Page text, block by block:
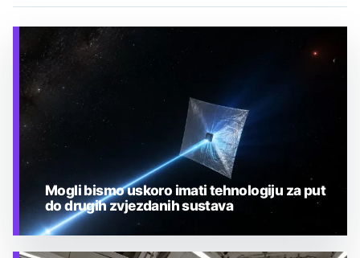
Mogli bismo uskoro imati tehnologiju za put
do drugih zvjezdanih sustava